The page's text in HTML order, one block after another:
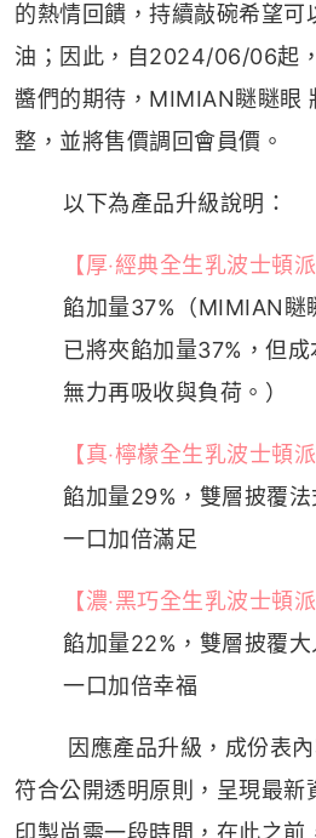
的熱情回饋，持續敲碗希望可
油；因此，自2024/06/06起
醬們的期待，MIMIAN瞇瞇眼
整，並將售價調回會員價。
以下為產品升級說明：
【厚‧經典全生乳波士頓派
餡加量37%（MIMIAN
已將夾餡加量37%，但
無力再吸收與負荷。）
【真‧檸檬全生乳波士頓派
餡加量29%，雙層披覆
一口加倍滿足
【濃‧黑巧全生乳波士頓派
餡加量22%，雙層披覆
一口加倍幸福
因應產品升級，成份表內
符合公開透明原則，呈現最新